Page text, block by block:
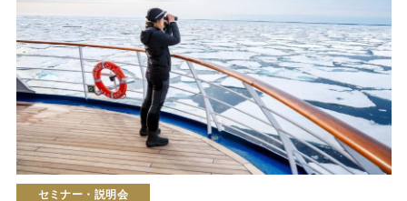
セミナー・説明会